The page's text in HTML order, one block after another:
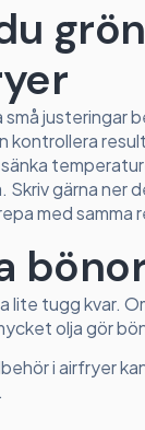
justeringar
kontrollera
gärna ner
med samma
lite tugg kvar.
olja gör
i airfryer
.